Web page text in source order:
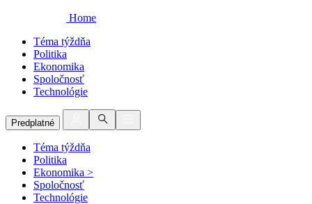
Home
Téma týždňa
Politika
Ekonomika
Spoločnosť
Technológie
Predplatné
Téma týždňa
Politika
Ekonomika >
Spoločnosť
Technológie